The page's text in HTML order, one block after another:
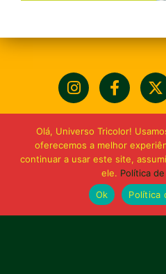
Olá, Universo Tricolor!
oferecemos a melhor
continuar a usar este site,
ele. Política
Ok
Política